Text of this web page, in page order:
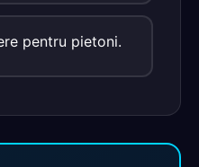
pentru pietoni.